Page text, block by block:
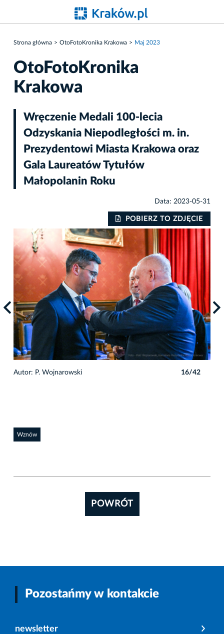
Strona główna OtoFotoKronika Krakowa Maj 2023
OtoFotoKronika
Krakowa
Wręczenie Medali 100-lecia
Odzyskania Niepodległości m. in.
Prezydentowi Miasta Krakowa oraz
Gala Laureatów Tytułów
Małopolanin Roku
Data: 2023-05-31
POBIERZ TO ZDJĘCIE
Autor: P. Wojnarowski 16/42
Wznów
POWRÓT
Pozostańmy w kontakcie
newsletter